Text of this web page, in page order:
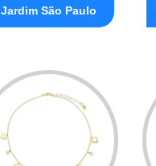
Jardim São Paulo